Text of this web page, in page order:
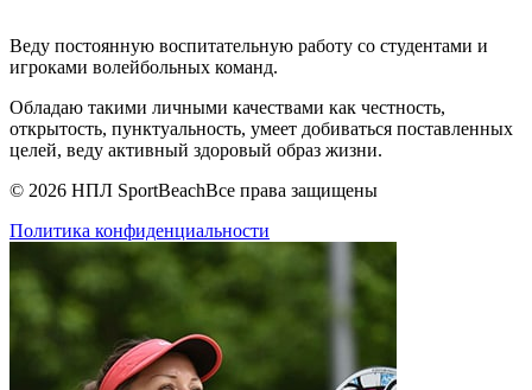
Веду постоянную воспитательную работу со студентами и
игроками волейбольных команд.
Обладаю такими личными качествами как честность,
открытость, пунктуальность, умеет добиваться поставленных
целей, веду активный здоровый образ жизни.
© 2026 НПЛ SportBeachВсе права защищены
Политика конфиденциальности